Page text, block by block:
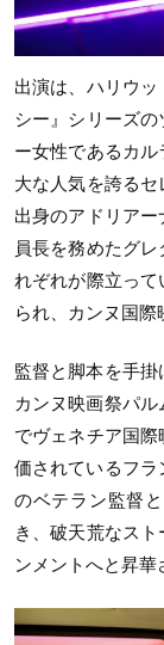
出演は、ハリウ
シー』シリーズ
ー女性であるカ
大な人気を誇る
出身のアドリア
員長を務めたグ
れぞれが際立って
られ、カンヌ国際
監督と脚本を手
カンヌ映画祭パル
でヴェネチア国
価されているフ
のベテラン監督
き、破天荒なス
ンメントへと昇華